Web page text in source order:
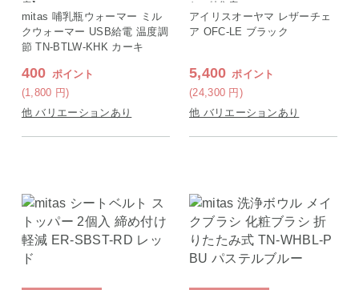
店】
mitas 哺乳瓶ウォーマー ミル
クウォーマー USB給電 温度調
節 TN-BTLW-KHK カーキ
400 ポイント
(1,800 円)
他 バリエーションあり
ヤマ特集店
アイリスオーヤマ レザーチェ
ア OFC-LE ブラック
5,400 ポイント
(24,300 円 )
他 バリエーションあり